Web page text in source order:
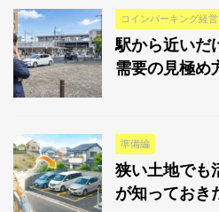
コインパーキング経営
駅から近いだ
需要の見極め
準備編
狭い土地でも
が知っておき